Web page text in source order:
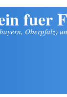
fuer
Oberpfalz)